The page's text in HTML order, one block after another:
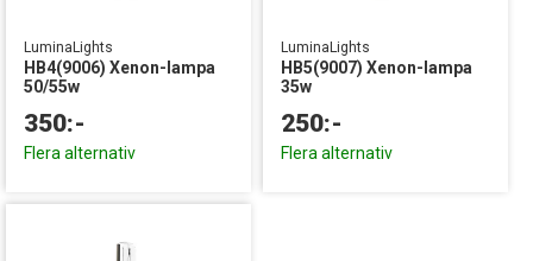
LuminaLights
HB4(9006) Xenon-lampa
50/55w
350:-
Flera alternativ
LuminaLights
HB5(9007) Xenon-lampa
35w
250:-
Flera alternativ